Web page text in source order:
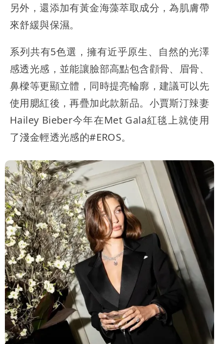
另外，還添加有黃金海藻萃取成分，為肌膚帶
來舒緩與保濕。
系列共有5色選，擁有近乎原生、自然的光澤
感透光感，並能讓臉部高點包含顴骨、眉骨、
鼻樑等更顯立體，同時提亮輪廓，建議可以先
使用腮紅後，再疊加此款新品。小賈斯汀辣妻
Hailey Bieber今年在Met Gala紅毯上就使用
了淺金輕透光感的#EROS。